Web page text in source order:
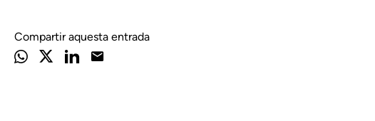
Compartir aquesta entrada